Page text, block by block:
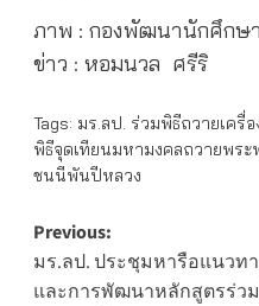
ภาพ : กองพัฒนานักศึกษา
ข่าว : หอมนวล ศรีริ
Tags: มร.ลป. ร่วมพิธีถวายเครื่
พิธีจุดเทียนมหามงคลถวายพร
ชนนีพันปีหลวง
Post
navigation
Previous:
มร.ลป. ประชุมหารือแนวท
และการพัฒนาหลักสูตรร่ว